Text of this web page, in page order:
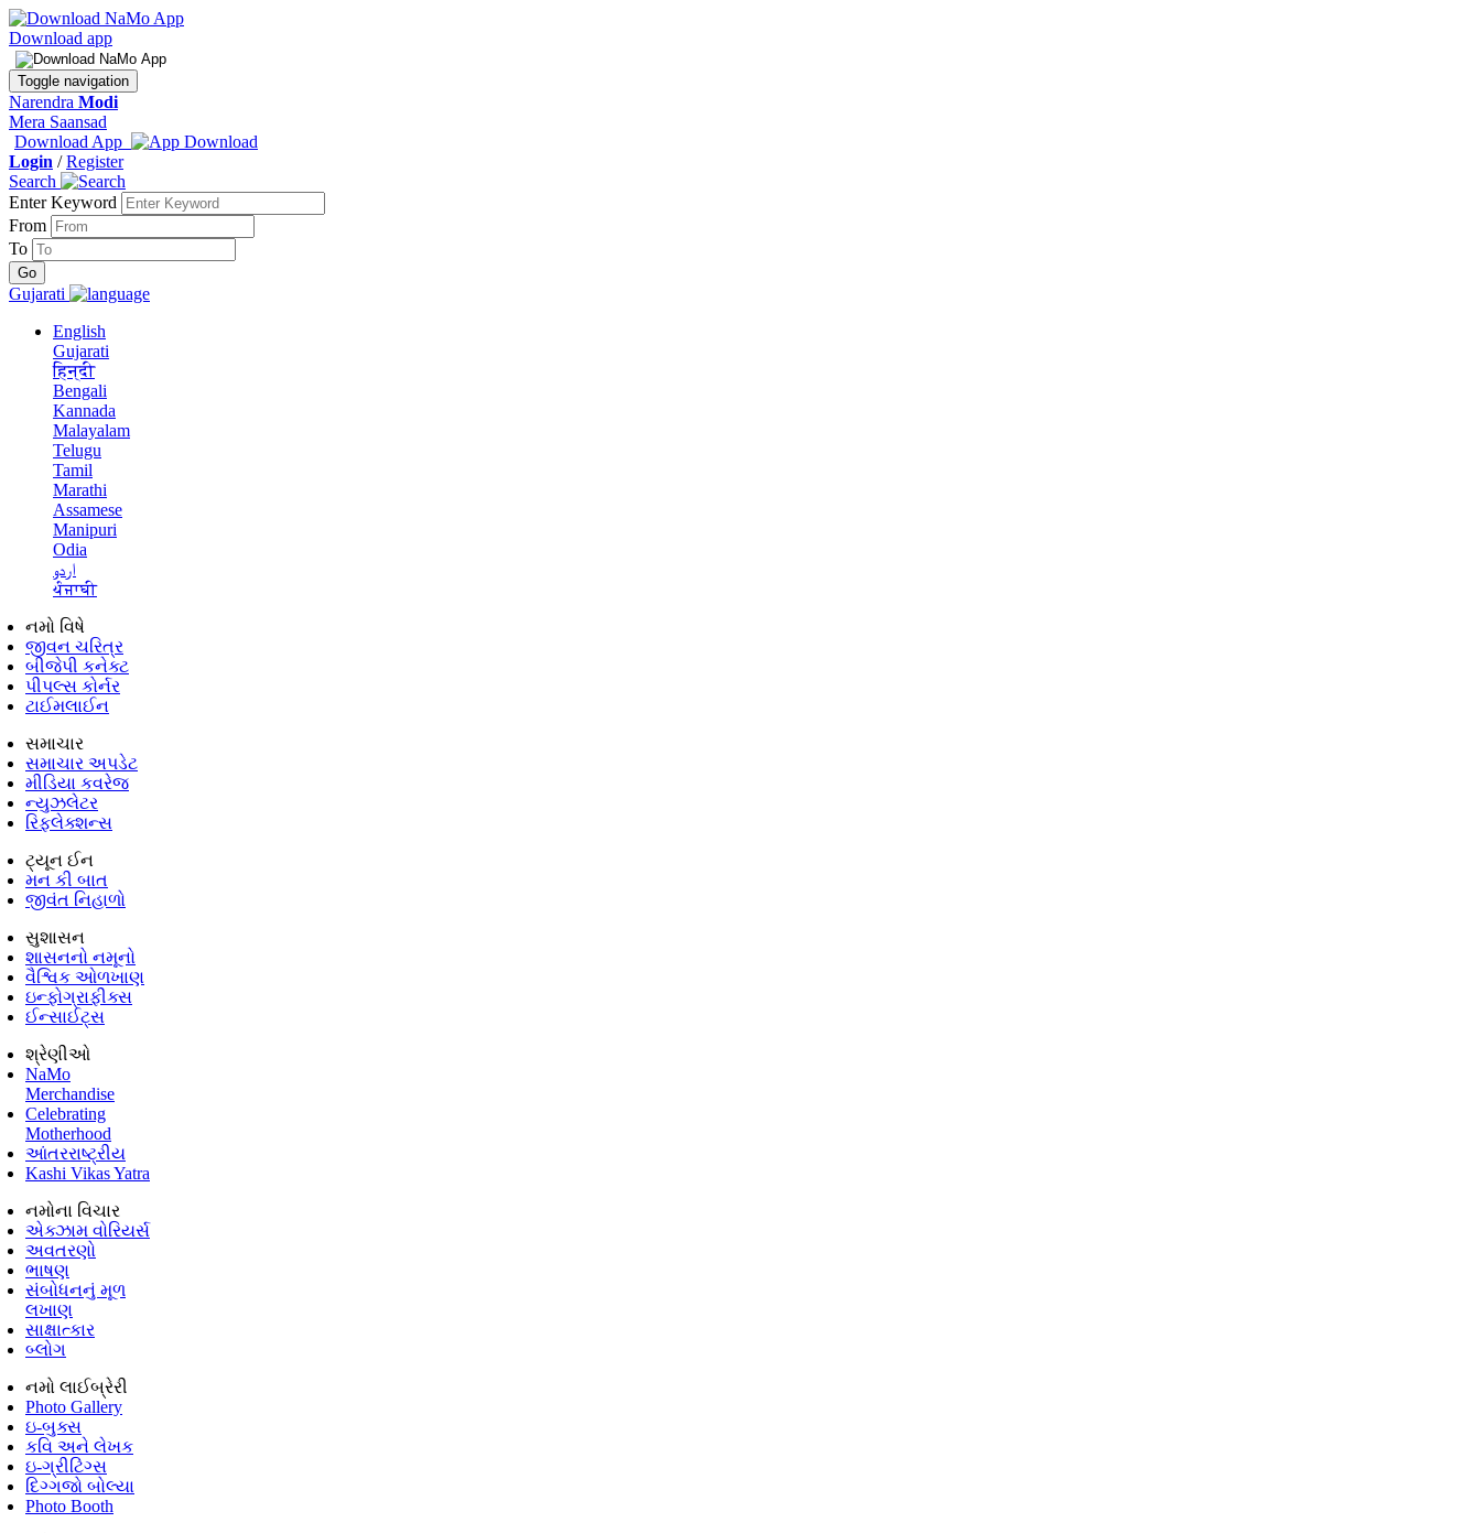
Download app
Toggle navigation
Narendra Modi
Mera Saansad
Download App
Login /Register
Search
Enter Keyword
From
To
Gujarati
English
Gujarati
हिन्दी
Bengali
Kannada
Malayalam
Telugu
Tamil
Marathi
Assamese
Manipuri
Odia
اردو
ਪੰਜਾਬੀ
નમો વિષે
જીવન ચરિત્ર
બીજેપી કનેક્ટ
પીપલ્સ કોર્નર
ટાઈમલાઈન
સમાચાર
સમાચાર અપડેટ
મીડિયા કવરેજ
ન્યુઝલેટર
રિફ્લેક્શન્સ
ટ્યૂન ઈન
મન કી બાત
જીવંત નિહાળો
સુશાસન
શાસનનો નમૂનો
વૈશ્વિક ઓળખાણ
ઇન્ફોગ્રાફીક્સ
ઈન્સાઈટ્સ
શ્રેણીઓ
NaMo
Merchandise
Celebrating
Motherhood
આંતરરાષ્ટ્રીય
Kashi Vikas Yatra
નમોના વિચાર
એક્ઝામ વોરિયર્સ
અવતરણો
ભાષણ
સંબોધનનું મૂળ
લખાણ
સાક્ષાત્કાર
બ્લોગ
નમો લાઈબ્રેરી
Photo Gallery
ઇ-બુક્સ
કવિ અને લેખક
ઇ-ગ્રીટિંગ્સ
દિગ્ગજો બોલ્યા
Photo Booth